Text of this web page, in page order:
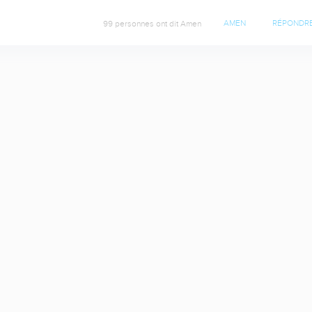
99 personnes ont dit Amen AMEN